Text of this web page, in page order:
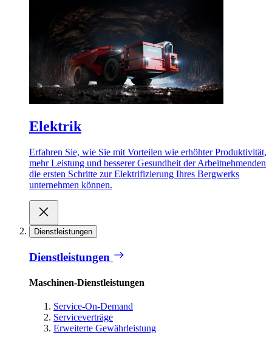
Elektrik
Erfahren Sie, wie Sie mit Vorteilen wie erhöhter Produktivität,
mehr Leistung und besserer Gesundheit der Arbeitnehmenden
die ersten Schritte zur Elektrifizierung Ihres Bergwerks
unternehmen können.
Dienstleistungen
Dienstleistungen
Maschinen-Dienstleistungen
Service-On-Demand
Serviceverträge
Erweiterte Gewährleistung